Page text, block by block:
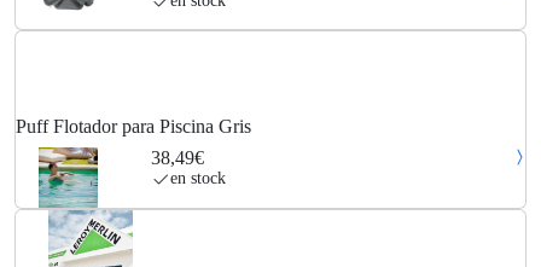
Puff Flotador para Piscina Gris
38,49€
en stock